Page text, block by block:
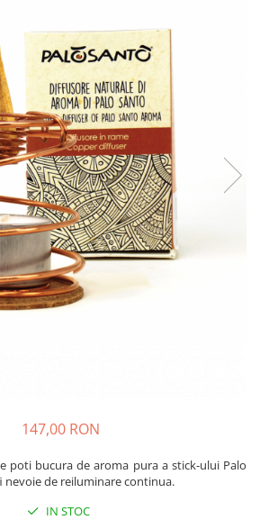
147,00 RON
poti bucura de aroma pura a stick-ului Palo
nevoie de reiluminare continua.
IN STOC